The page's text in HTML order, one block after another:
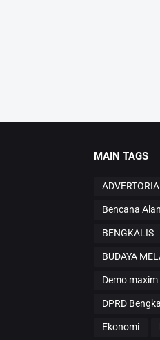
MAIN TAGS
Bencana
BENGKALIS
BUDAYA
Demo maxim
DPRD
Ekonomi